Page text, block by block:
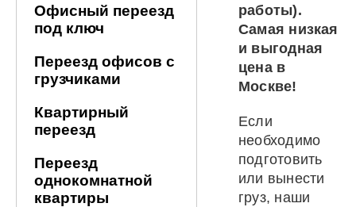
Офисный переезд
под ключ
Переезд офисов с
грузчиками
Квартирный
переезд
Переезд
однокомнатной
квартиры
работы).
Самая низкая
и выгодная
цена в
Москве!
Если
необходимо
подготовить
или вынести
груз, наши